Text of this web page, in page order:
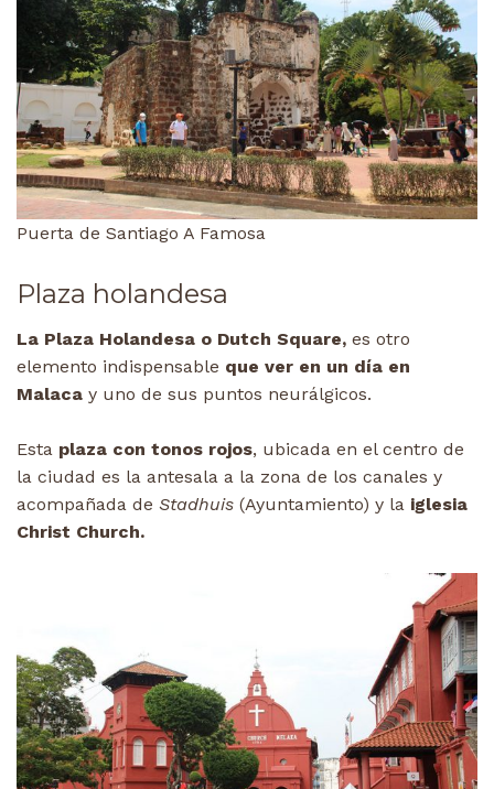
Puerta de Santiago A Famosa
Plaza holandesa
La Plaza Holandesa o Dutch Square, es otro
elemento indispensable que ver en un día en
Malaca y uno de sus puntos neurálgicos.
Esta plaza con tonos rojos, ubicada en el centro de
la ciudad es la antesala a la zona de los canales y
acompañada de Stadhuis (Ayuntamiento) y la iglesia
Christ Church.